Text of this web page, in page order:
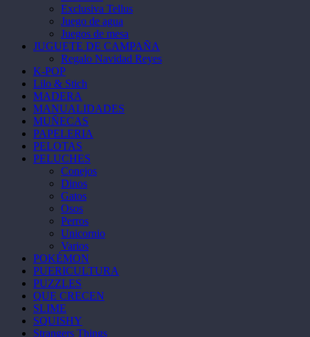
Exclusiva Tellus
Juego de agua
Juegos de mesa
JUGUETE DE CAMPAÑA
Regalo Navidad Reyes
K-POP
Lilo & Stich
MADERA
MANUALIDADES
MUÑECAS
PAPELERIA
PELOTAS
PELUCHES
Conejos
Dinos
Gatos
Osos
Perros
Unicornio
Varios
POKÉMON
PUERICULTURA
PUZZLES
QUE CRECEN
SLIME
SQUISHY
Strangers Things